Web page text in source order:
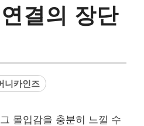
결의 장단
니카인즈
몰입감을 충분히 느낄 수